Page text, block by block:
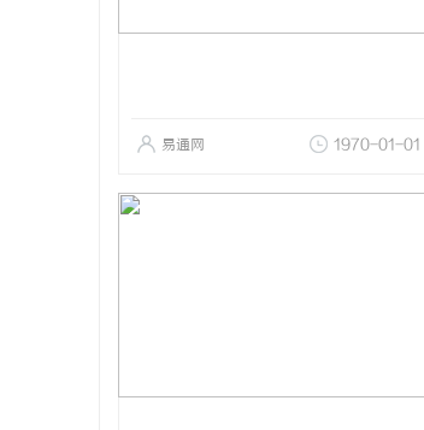
易通网 1970-01-01